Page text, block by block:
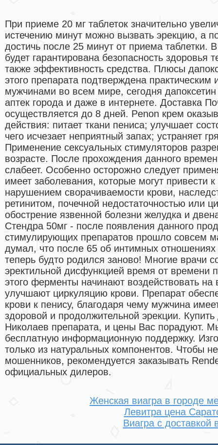
При приеме 20 мг таблеток значительно
истечению минут можно вызвать эрекцию, а
достичь после 25 минут от приема таблетки.
будет гарантирована безопасность здоровья
также эффективность средства. Плюсы
этого препарата подтверждена
мужчинами во всем мире, сегодня
аптек города и даже в интернете. Доставка
осуществляется до 8 дней. Penon крем
действия: питает ткани пениса; улучшает
чего исчезает неприятный запах; устраняет
Применение сексуальных стимуляторов
возрасте. После прохождения данного
слабеет. Особенно осторожно следует
имеет заболевания, которые могут привести
нарушением сворачиваемости крови,
ретинитом, почечной недостаточностью или
обострение язвенной болезни желудка и
Стендра 50мг - после появления данного
стимулирующих препаратов прошло совсем
думал, что после 65 об интимных
теперь будто родился заново! Многие врачи
эректильной дисфункцией время от времени
этого ферменты начинают воздействовать
улучшают циркуляцию крови. Препарат
крови к пенису, благодаря чему мужчина
здоровой и продолжительной эрекции. Купить
Николаев препарата, и цены Вас порадуют.
бесплатную информационную поддержку.
только из натуральных компонентов. Чтобы
мошенников, рекомендуется заказывать
официальных дилеров.
Женская виагра в городе
Левитра цена
Виагра с доставкой